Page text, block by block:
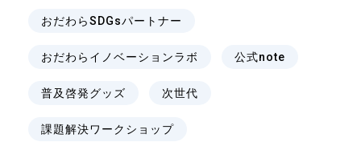
おだわらSDGsパートナー
おだわらイノベーションラボ 公式note
普及啓発グッズ 次世代
課題解決ワークショップ